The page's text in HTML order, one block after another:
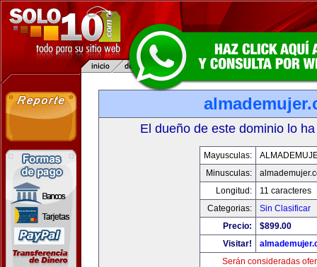
El dueño de este dominio lo
Mayusculas:
Minusculas:
Longitud:
11 caracteres
Categorias:
Sin Clasificar
Precio:
$899.00
Visitar!
Serán consideradas